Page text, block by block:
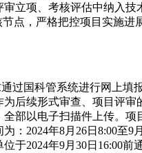
立项、考核评估中纳入技
点，严格把控项目实施进
过国科管系统进行网上填
后续形式审查、项目评审
部以电子扫描件上传。项
：2024年8月26日8:00至9
于2024年9月30日16:00前